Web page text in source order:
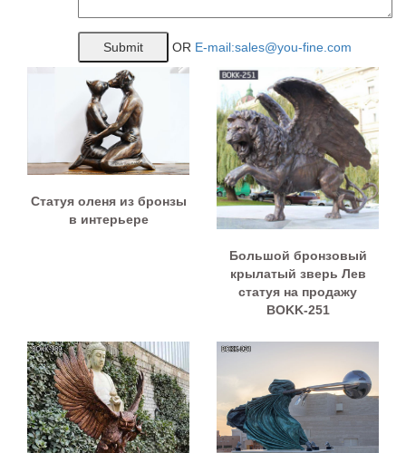
OR E-mail:sales@you-fine.com
Статуя оленя из бронзы
в интерьере
Большой бронзовый
крылатый зверь Лев
статуя на продажу
BOKK-251